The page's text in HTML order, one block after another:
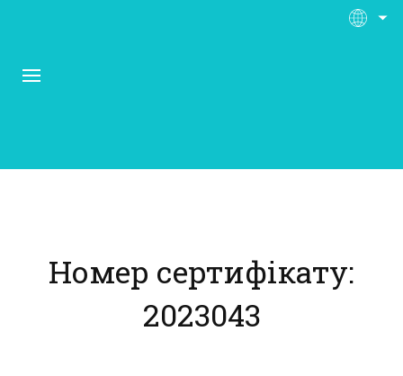
Матеріали
Нас підтримують
Номер сертифікату:
2023043